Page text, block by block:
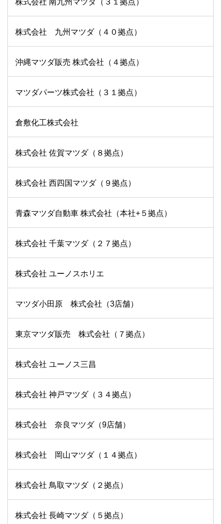
株式会社 九州マツダ（４０拠点）
沖縄マツダ販売 株式会社（４拠点）
マツダパーツ株式会社（３１拠点）
倉敷化工株式会社
株式会社 佐賀マツダ（８拠点）
株式会社 西四国マツダ（９拠点）
青森マツダ自動車 株式会社（本社+５拠点）
株式会社 千葉マツダ（２７拠点）
株式会社 ユーノスホリエ
マツダ小田原 株式会社（3店舗）
東京マツダ販売 株式会社（７拠点）
株式会社 ユーノス三昌
株式会社 神戸マツダ（３４拠点）
株式会社 奈良マツダ（9店舗）
株式会社 岡山マツダ（１４拠点）
株式会社 鳥取マツダ（２拠点）
株式会社 長崎マツダ（５拠点）